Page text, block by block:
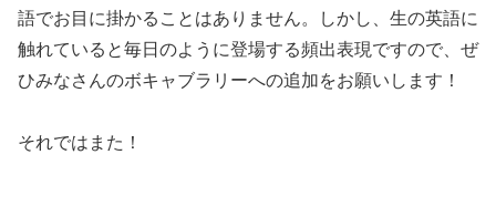
語でお目に掛かることはありません。しかし、生の英語に
触れていると毎日のように登場する頻出表現ですので、ぜ
ひみなさんのボキャブラリーへの追加をお願いします！
それではまた！